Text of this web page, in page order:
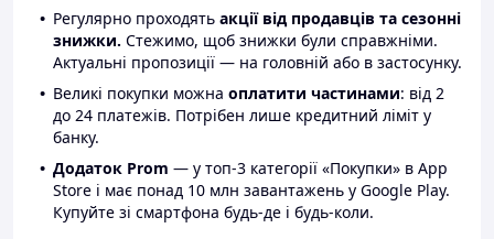
Регулярно проходять акції від продавців та сезонні
знижки. Стежимо, щоб знижки були справжніми.
Актуальні пропозиції — на головній або в застосунку.
Великі покупки можна оплатити частинами: від 2
до 24 платежів. Потрібен лише кредитний ліміт у
банку.
Додаток Prom — у топ-3 категорії «Покупки» в App
Store і має понад 10 млн завантажень у Google Play.
Купуйте зі смартфона будь-де і будь-коли.